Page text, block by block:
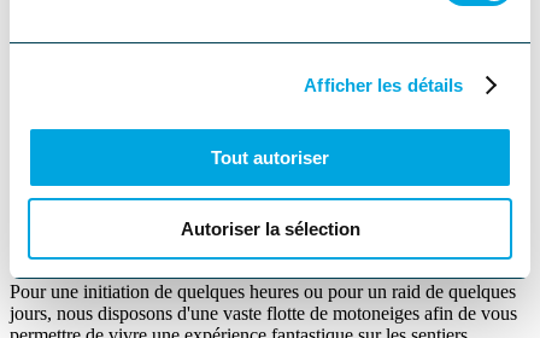
Afficher les détails
Tout autoriser
Autoriser la sélection
Hébergement sur place
Pour une initiation de quelques heures ou pour un raid de quelques
jours, nous disposons d'une vaste flotte de motoneiges afin de vous